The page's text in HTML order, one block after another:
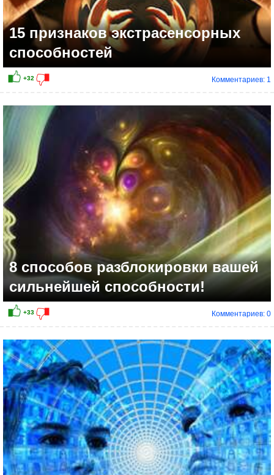
+29
15 признаков экстрасенсорных
способностей
Комментариев: 1
8 способов разблокировки вашей
сильнейшей способности!
Комментариев: 0